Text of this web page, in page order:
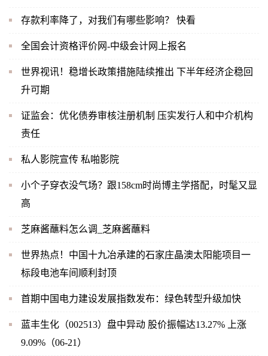
存款利率降了，对我们有哪些影响？ 快看
全国会计资格评价网-中级会计网上报名
世界视讯！稳增长政策措施陆续推出 下半年经济企稳回
升可期
证监会：优化债券审核注册机制 压实发行人和中介机构
责任
私人影院宣传 私啪影院
小个子穿衣没气场？跟158cm时尚博主学搭配，时髦又显
高
芝麻酱蘸料怎么调_芝麻酱蘸料
世界热点！中国十九冶承建的石家庄晶澳太阳能项目一
标段电池车间顺利封顶
首期中国电力建设发展指数发布：绿色转型升级加快
蓝丰生化（002513）盘中异动 股价振幅达13.27% 上涨
9.09%（06-21）